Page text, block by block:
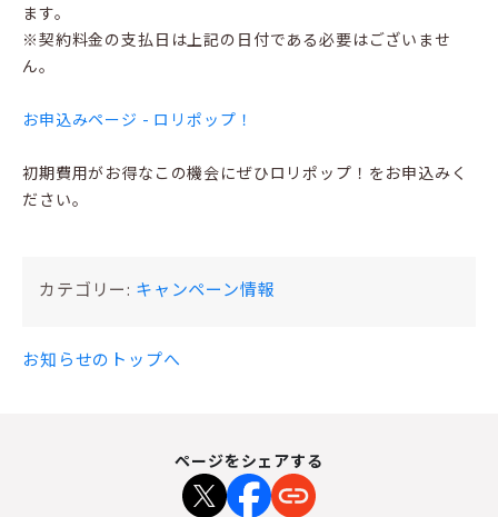
ます。
※契約料金の支払日は上記の日付である必要はございませ
ん。
お申込みページ - ロリポップ！
初期費用がお得なこの機会にぜひロリポップ！をお申込みく
ださい。
カテゴリー: キャンペーン情報
お知らせのトップへ
ページをシェアする